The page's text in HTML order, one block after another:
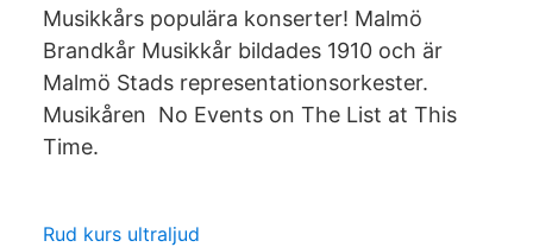
Musikkårs populära konserter! Malmö
Brandkår Musikkår bildades 1910 och är
Malmö Stads representationsorkester.
Musikåren No Events on The List at This
Time.
Rud kurs ultraljud